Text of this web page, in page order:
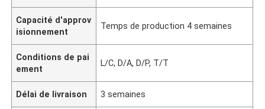
Capacité d'approv
isionnement
Temps de production 4 semaines
Conditions de pai
ement
L/C, D/A, D/P, T/T
Délai de livraison 3 semaines